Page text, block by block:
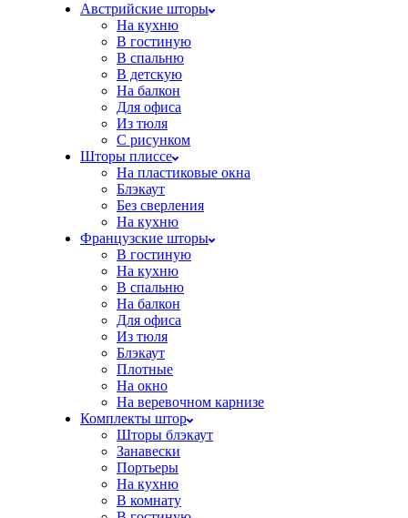
Австрийские шторы
На кухню
В гостиную
В спальню
В детскую
На балкон
Для офиса
Из тюля
С рисунком
Шторы плиссе
На пластиковые окна
Блэкаут
Без сверления
На кухню
Французские шторы
В гостиную
На кухню
В спальню
На балкон
Для офиса
Из тюля
Блэкаут
Плотные
На окно
На веревочном карнизе
Комплекты штор
Шторы блэкаут
Занавески
Портьеры
На кухню
В комнату